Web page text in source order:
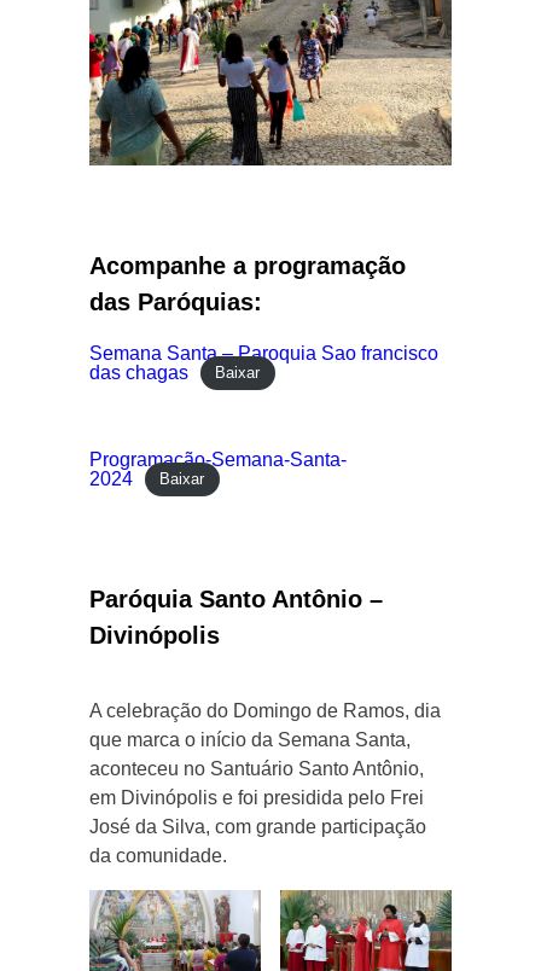
Acompanhe a programação
das Paróquias:
Semana Santa – Paroquia Sao francisco
das chagas
Baixar
Programação-Semana-Santa-
2024
Baixar
Paróquia Santo Antônio –
Divinópolis
A celebração do Domingo de Ramos, dia
que marca o início da Semana Santa,
aconteceu no Santuário Santo Antônio,
em Divinópolis e foi presidida pelo Frei
José da Silva, com grande participação
da comunidade.